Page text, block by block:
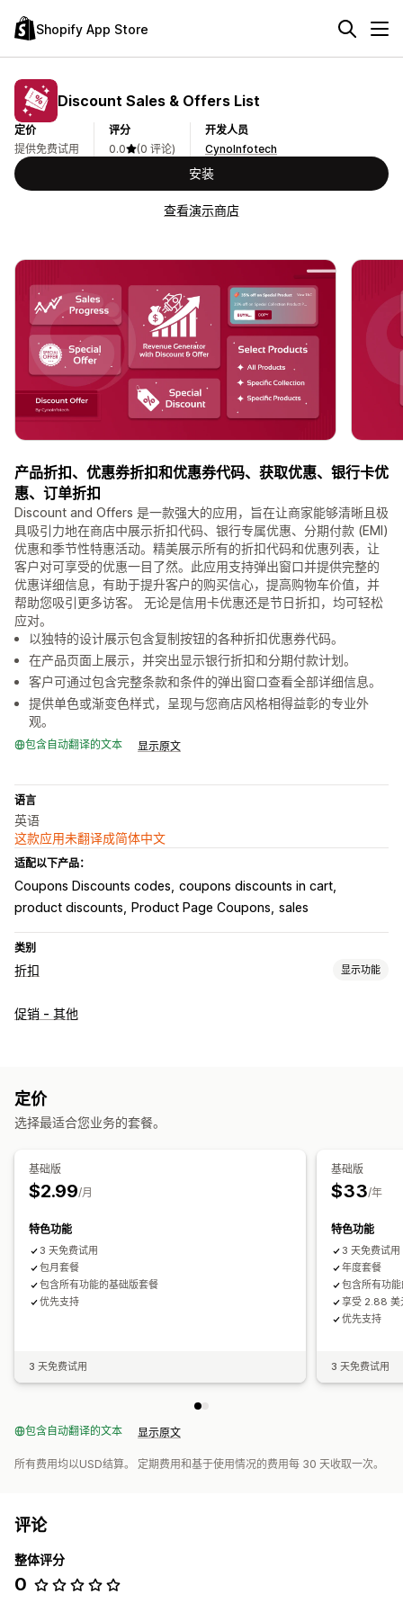
Shopify App Store
Discount Sales & Offers List
定价
提供免费试用
评分
0.0
(0 评论)
开发人员
CynoInfotech
安装
查看演示商店
产品折扣、优惠券折扣和优惠券代码、获取优惠、银行卡优
惠、订单折扣
Discount and Offers 是一款强大的应用，旨在让商家能够清晰且极
具吸引力地在商店中展示折扣代码、银行专属优惠、分期付款 (EMI)
优惠和季节性特惠活动。精美展示所有的折扣代码和优惠列表，让
客户对可享受的优惠一目了然。此应用支持弹出窗口并提供完整的
优惠详细信息，有助于提升客户的购买信心，提高购物车价值，并
帮助您吸引更多访客。 无论是信用卡优惠还是节日折扣，均可轻松
应对。
以独特的设计展示包含复制按钮的各种折扣优惠券代码。
在产品页面上展示，并突出显示银行折扣和分期付款计划。
客户可通过包含完整条款和条件的弹出窗口查看全部详细信息。
提供单色或渐变色样式，呈现与您商店风格相得益彰的专业外
观。
包含自动翻译的文本 显示原文
语言
英语
这款应用未翻译成简体中文
适配以下产品：
Coupons Discounts codes coupons discounts in cart
product discounts
Product Page Coupons sales
类别
折扣 显示功能
折扣类型
运费折扣
折扣叠加 定向
促销 - 其他
定价
选择最适合您业务的套餐。
基础版
$2.99/月
特色功能
3 天免费试用
包月套餐
包含所有功能的基础版套餐
优先支持
3 天免费试用
基础版
$33/年
特色功能
3 天免费试用
年度套餐
包含所有功
享受 2.88 美
优先支持
3 天免费试用
包含自动翻译的文本 显示原文
所有费用均以USD结算。 定期费用和基于使用情况的费用每 30 天收取一次。
评论
整体评分
0